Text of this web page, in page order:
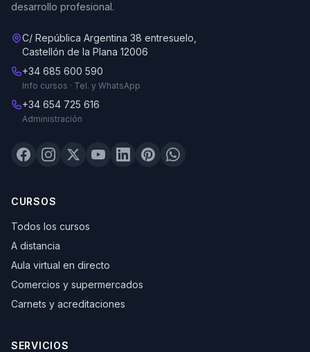
desarrollo profesional.
C/ República Argentina 38 entresuelo,
Castellón de la Plana 12006
+34 685 600 590
Info cursos · Tel. y WhatsApp
+34 654 725 616
Administración
CURSOS
Todos los cursos
A distancia
Aula virtual en directo
Comercios y supermercados
Carnets y acreditaciones
SERVICIOS